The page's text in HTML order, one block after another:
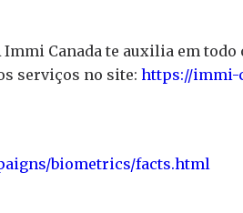
Canada te auxilia em
serviços no site: https://immi-
biometrics/facts.html